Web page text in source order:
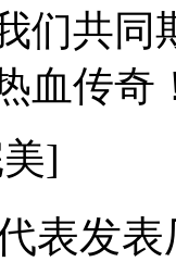
们共
血传奇
]
表发